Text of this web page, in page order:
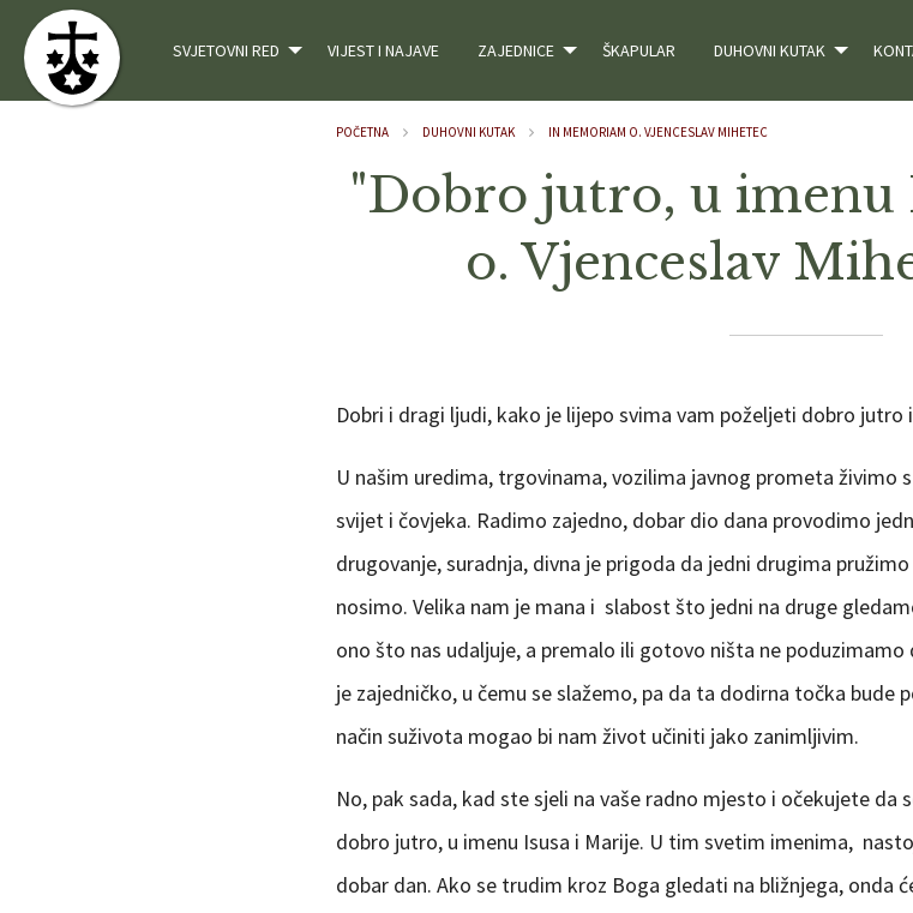
SVJETOVNI RED VIJEST I NAJAVE ZAJEDNICE ŠKAPULAR DUHOVNI KUTAK
POČETNA DUHOVNI KUTAK IN MEMORIAM O. VJENCESLAV MIHETEC
"Dobro jutro, u imenu
o. Vjenceslav
Dobri i dragi ljudi, kako je lijepo svima vam poželjeti dobro jutro
U našim uredima, trgovinama, vozilima javnog prometa živimo
svijet i čovjeka. Radimo zajedno, dobar dio dana provodimo
drugovanje, suradnja, divna je prigoda da jedni drugima
nosimo. Velika nam je mana i slabost što jedni na druge
ono što nas udaljuje, a premalo ili gotovo ništa ne
je zajedničko, u čemu se slažemo, pa da ta dodirna točka bude
način suživota mogao bi nam život učiniti jako zanimljivim.
No, pak sada, kad ste sjeli na vaše radno mjesto i očekujete da
dobro jutro, u imenu Isusa i Marije. U tim svetim imenima,
dobar dan. Ako se trudim kroz Boga gledati na bližnjega, onda